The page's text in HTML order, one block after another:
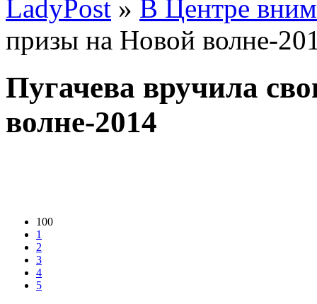
LadyPost » В Центре
призы на Новой волне-
Пугачева вручила
волне-2014
100
1
2
3
4
5